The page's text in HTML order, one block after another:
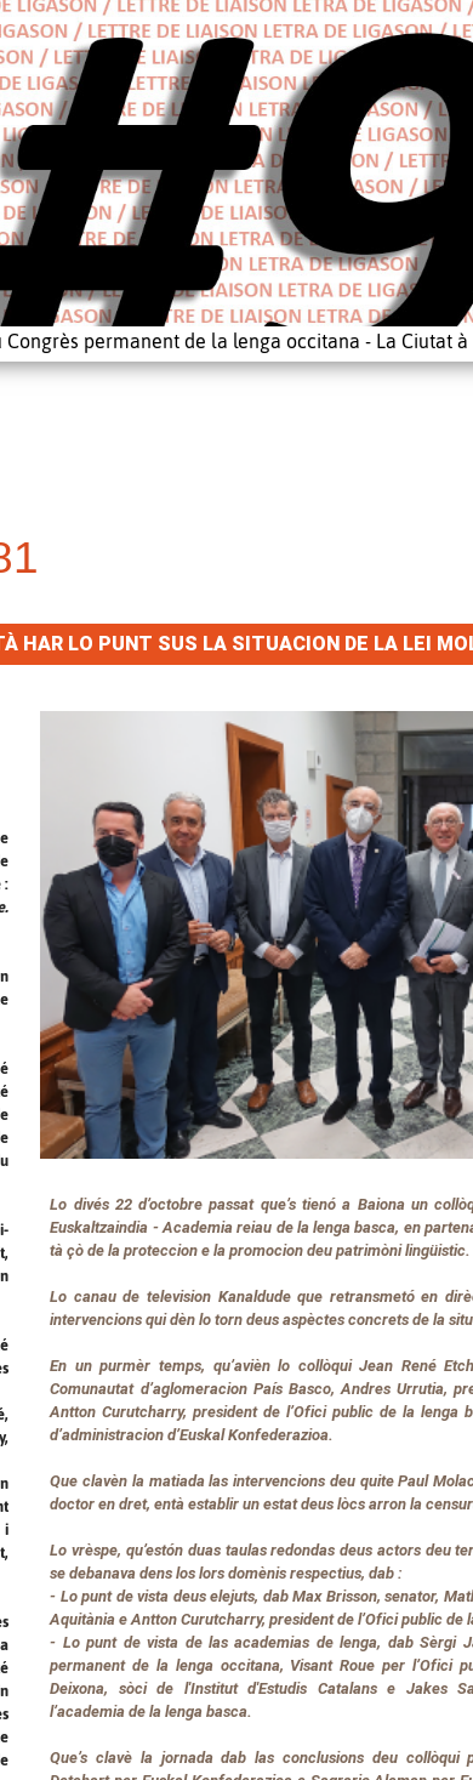
permanent de la lenga occitana - La Ciutat à
HAR LO PUNT SUS LA SITUACION DE LA LEI
:
i
Lo divés 22 d’octobre passat que’s tienó a Baiona un
Euskaltzaindia - Academia reiau de la lenga basca, en
tà çò de la proteccion e la promocion deu patrimòni
Lo canau de television Kanaldudeque retransmetó en
intervencions qui dèn lo torn deus aspèctes concrets de la
En un purmèr temps, qu’avièn lo collòqui Jean René
Comunautat d’aglomeracion País Basco, Andres Urrutia,
Antton Curutcharry, president de l’Ofici public de la lenga
d’administracion d’Euskal Konfederazioa.
Que clavèn la matiada las intervencions deu quite Paul
doctor en dret, entà establir un estat deus lòcs arron la
Lo vrèspe, qu’estón duas taulas redondas deus actors deu
se debanava dens los lors domènis respectius, dab :
- Lo punt de vista deus elejuts, dab Max Brisson, senator,
Aquitània e Antton Curutcharry, president de l’Ofici public de
- Lo punt de vista de las academias de lenga, dab Sèrgi
permanent de la lenga occitana, Visant Roue per l’Ofici
Deixona, sòci de l'Institut d'Estudis Catalans e Jakes
l’academia de la lenga basca.
Que’s clavè la jornada dab las conclusions deu collòqui